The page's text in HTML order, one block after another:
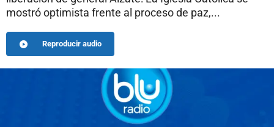
mostró optimista frente al proceso de paz,...
Reproducir audio